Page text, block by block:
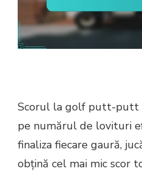
Scorul la golf putt-putt
pe numărul de lovituri
finaliza fiecare gaură,
obțină cel mai mic scor